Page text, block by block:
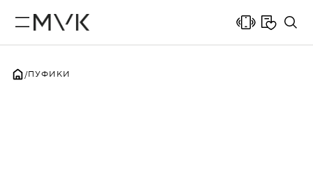
ПУФИКИ